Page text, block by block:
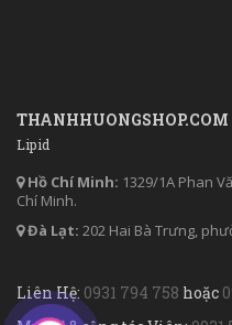
Lipid
Hồ Chí Minh: 1329/1A Phan
Chí Minh.
Đà Lạt: 202 Hai Bà Trưng,
Liên Hệ: 0931 794 758 hoặc